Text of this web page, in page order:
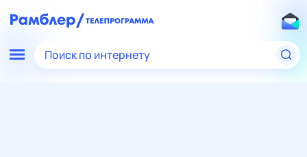
Поиск по интернету